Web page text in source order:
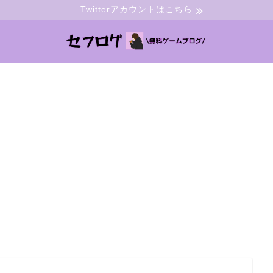
Twitterアカウントはこちら